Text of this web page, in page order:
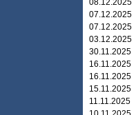
08.12.2025
07.12.2025
07.12.2025
03.12.2025
30.11.2025
16.11.2025
16.11.2025
15.11.2025
11.11.2025